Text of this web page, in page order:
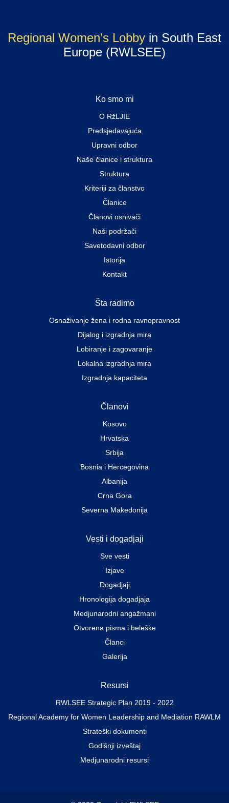
Regional Women’s Lobby in South East
Europe (RWLSEE)
Ko smo mi
O RžLJIE
Predsjedavajuća
Upravni odbor
Naše članice i struktura
Struktura
Kriteriji za članstvo
Članice
Članovi osnivači
Naši podržači
Savetodavni odbor
Istorija
Kontakt
Šta radimo
Osnaživanje žena i rodna ravnopravnost
Dijalog i izgradnja mira
Lobiranje i zagovaranje
Lokalna izgradnja mira
Izgradnja kapaciteta
Članovi
Kosovo
Hrvatska
Srbija
Bosnia i Hercegovina
Albanija
Crna Gora
Severna Makedonija
Vesti i dogadjaji
Sve vesti
Izjave
Dogadjaji
Hronologija dogadjaja
Medjunarodni angažmani
Otvorena pisma i beleške
Članci
Galerija
Resursi
RWLSEE Strategic Plan 2019 - 2022
Regional Academy for Women Leadership and Mediation RAWLM
Strateški dokumenti
Godišnji izveštaj
Medjunarodni resursi